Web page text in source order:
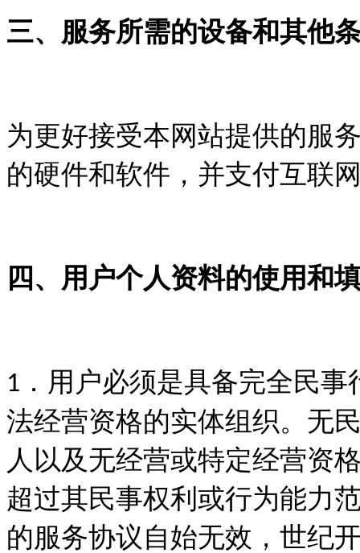
三、服务所需的设备和其他
为更好接受本网站提供的服
的硬件和软件，并支付互联
四、用户个人资料的使用和
1 ．用户必须是具备完全民
法经营资格的实体组织。无
人以及无经营或特定经营资
超过其民事权利或行为能力
的服务协议自始无效，世纪